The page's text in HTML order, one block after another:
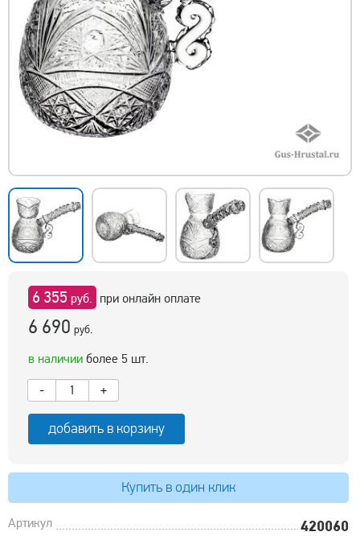
6 355 руб. при онлайн оплате
6 690 руб.
в наличии более 5 шт.
-
+
добавить в корзину
Купить в один клик
Артикул 420060